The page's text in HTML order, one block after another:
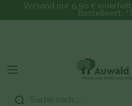
Zum Inhalt springen
Versand nur 6,90 €
Bestellwert.
Menü öffnen